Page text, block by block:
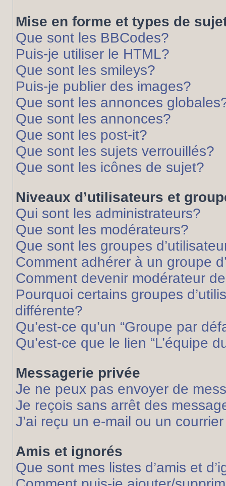
Mise en forme et types de
Que sont les BBCodes?
Puis-je utiliser le HTML?
Que sont les smileys?
Puis-je publier des images?
Que sont les annonces
Que sont les annonces?
Que sont les post-it?
Que sont les sujets verrouillés?
Que sont les icônes de sujet?
Niveaux d’utilisateurs et
Qui sont les administrateurs?
Que sont les modérateurs?
Que sont les groupes
Comment adhérer à un groupe
Comment devenir modérateur
Pourquoi certains groupes
différente?
Qu’est-ce qu’un “Groupe par
Qu’est-ce que le lien “L’équipe
Messagerie privée
Je ne peux pas envoyer de
Je reçois sans arrêt des
J’ai reçu un e-mail ou un
Amis et ignorés
Que sont mes listes d’amis et